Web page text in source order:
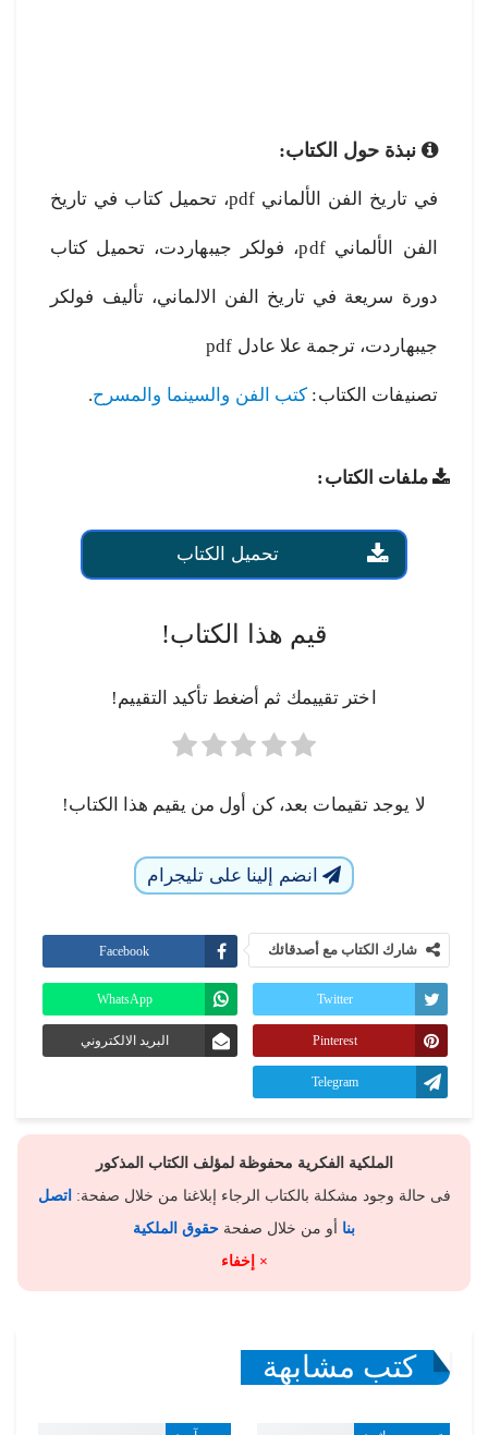
نبذة حول الكتاب:
في تاريخ الفن الألماني pdf، تحميل كتاب في تاريخ
الفن الألماني pdf، فولكر جيبهاردت، تحميل كتاب
دورة سريعة في تاريخ الفن الالماني، تأليف فولكر
جيبهاردت، ترجمة علا عادل pdf
تصنيفات الكتاب: كتب الفن والسينما والمسرح.
ملفات الكتاب:
تحميل الكتاب
قيم هذا الكتاب!
اختر تقييمك ثم أضغط تأكيد التقييم!
لا يوجد تقيمات بعد، كن أول من يقيم هذا الكتاب!
انضم إلينا على تليجرام
شارك الكتاب مع أصدقائك Facebook
Twitter
WhatsApp
Pinterest البريد الالكتروني
Telegram
الملكية الفكرية محفوظة لمؤلف الكتاب المذكور
فى حالة وجود مشكلة بالكتاب الرجاء إبلاغنا من خلال صفحة: اتصل
بنا أو من خلال صفحة حقوق الملكية
× إخفاء
كتب مشابهة